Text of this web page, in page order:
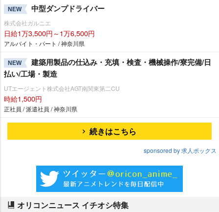
NEW 中型ダンプドライバー
株式会社ガルニエ
日給1万3,500円～1万6,500円
アルバイト・パート / 神奈川県
NEW
建築用製品の仕込み・充填・検査・機械操作/寮完備/日
払い/工場・製造
UTエージェント株式会社AGT南関東第二CU
時給1,500円
正社員 / 派遣社員 / 神奈川県
続きはこちら
sponsored by 求人ボックス
オリコンニュース イチオシ特集